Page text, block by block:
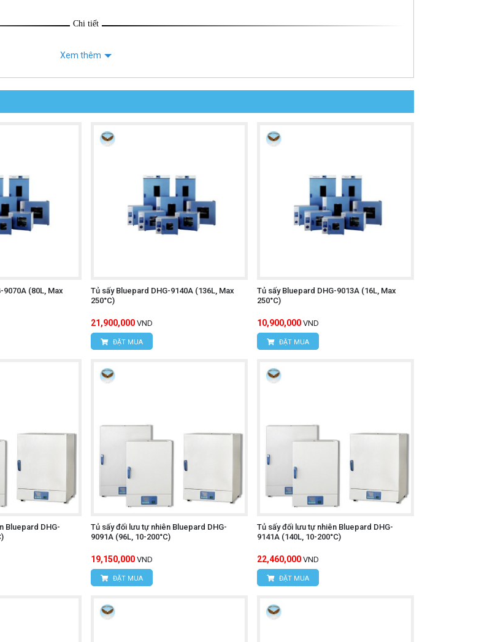
Chi tiết
Xem thêm
9070A (80L, Max
Tủ sấy Bluepard DHG-9140A (136L, Max
250°C)
21,900,000 VND
ĐẶT MUA
Tủ sấy Bluepard DHG-9013A (16L, Max
250°C)
10,900,000 VND
ĐẶT MUA
Bluepard DHG-
Tủ sấy đối lưu tự nhiên Bluepard DHG-
9091A (96L, 10-200°C)
19,150,000 VND
ĐẶT MUA
Tủ sấy đối lưu tự nhiên Bluepard DHG-
9141A (140L, 10-200°C)
22,460,000 VND
ĐẶT MUA